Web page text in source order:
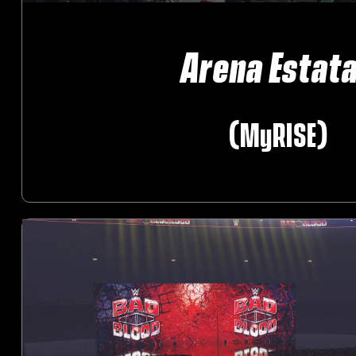
Arena
‎ ‎ (MyRISE)